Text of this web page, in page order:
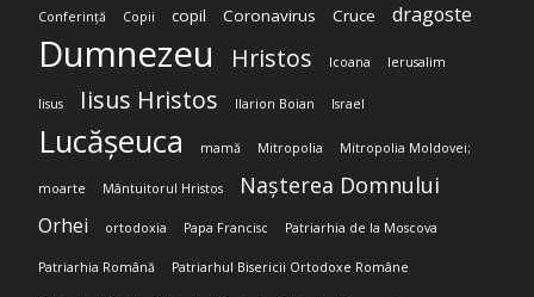
Conferință Copii copil Coronavirus Cruce dragoste
Dumnezeu Hristos Icoana Ierusalim
Iisus Iisus Hristos Ilarion Boian Israel
Lucășeuca mamă Mitropolia Mitropolia Moldovei;
moarte Mântuitorul Hristos Nașterea Domnului
Orhei ortodoxia Papa Francisc Patriarhia de la Moscova
Patriarhia Română Patriarhul Bisericii Ortodoxe Române